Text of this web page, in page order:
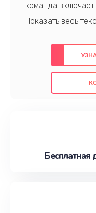
команда
профессионалов
предлагаем
использованием
также
проведенных
наилучшим
Бесплатная